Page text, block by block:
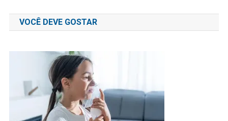
de
Post
VOCÊ DEVE GOSTAR